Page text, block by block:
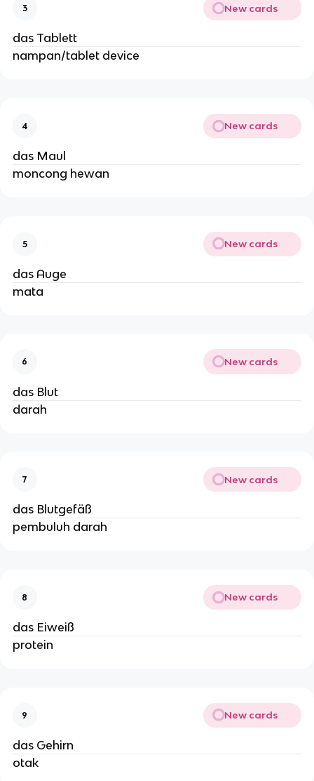
3 New cards
das Tablett
nampan/tablet device
4 New cards
das Maul
moncong hewan
5 New cards
das Auge
mata
6 New cards
das Blut
darah
7 New cards
das Blutgefäß
pembuluh darah
8 New cards
das Eiweiß
protein
9 New cards
das Gehirn
otak